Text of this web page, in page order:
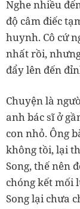
Nghe nhiều
độ câm điếc
huynh. Cô cứ
nhất rồi,
đẩy lên đến
Chuyện là
anh bác sĩ ở
con nhỏ. Ông
không tồi, lại
Song, thế nên
chóng kết mối
Song lại chưa